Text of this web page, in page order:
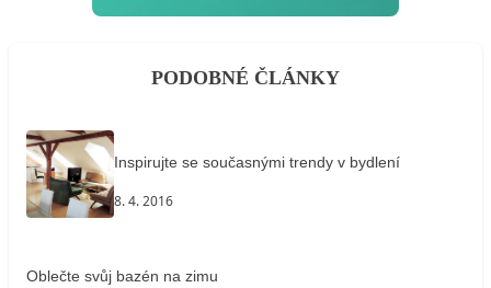
PODOBNÉ ČLÁNKY
Inspirujte se současnými trendy v bydlení
8. 4. 2016
Oblečte svůj bazén na zimu